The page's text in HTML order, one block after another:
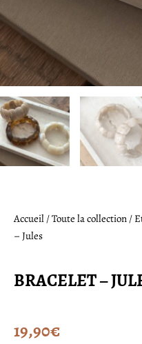
Accueil /Toute la collection /
– Jules
BRACELET –
19,90€